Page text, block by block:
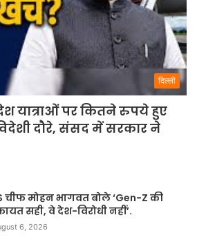
दिल्ली
यात्राओं पर कितने रुपये हुए
दौरे, संसद में सरकार ने
चीफ मोहन भागवत बोले ‘Gen-Z की
सही, वे देश-विरोधी नहीं’.
6, 2026